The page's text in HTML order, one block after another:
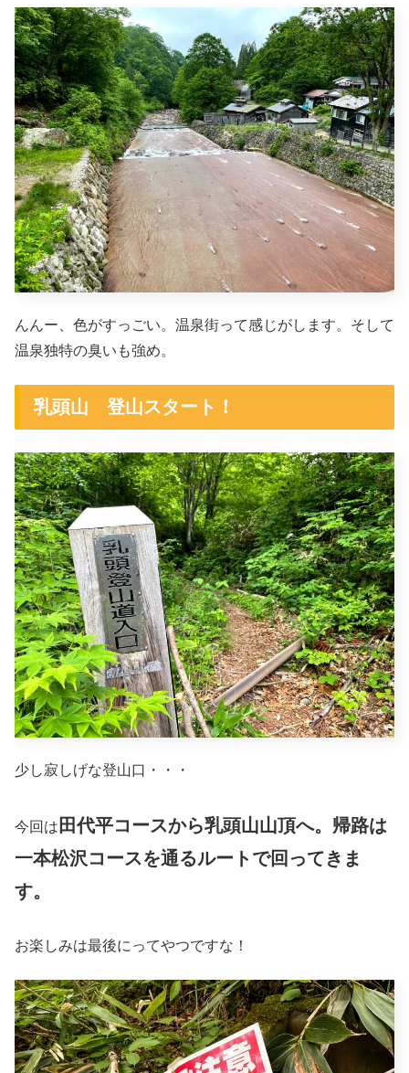
んんー、色がすっごい。温泉街って感じがします。そして
温泉独特の臭いも強め。
乳頭山 登山スタート！
少し寂しげな登山口・・・
今回は 田代平コースから乳頭山山頂へ。帰路は
一本松沢コースを通るルートで回ってきま
す。
お楽しみは最後にってやつですな！